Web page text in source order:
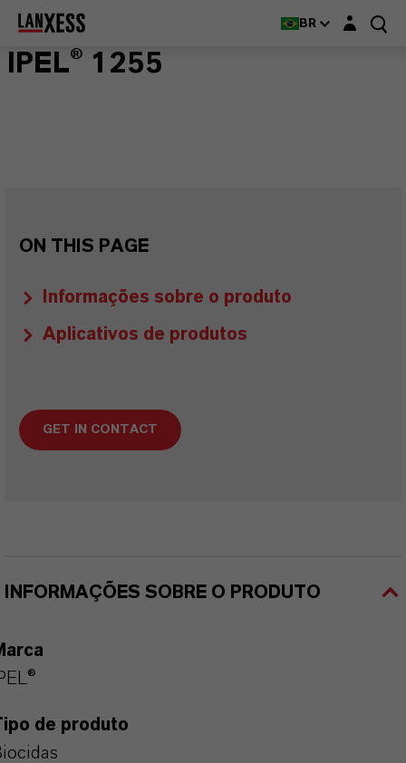
BR Login layer
IPEL® 1255
ON THIS PAGE
Informações sobre o produto
Aplicativos de produtos
GET IN CONTACT
INFORMAÇÕES SOBRE O PRODUTO
de produto